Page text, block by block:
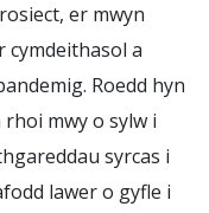
er mwyn
cymdeithasol a
Roedd hyn
mwy o sylw i
syrcas i
lawer o gyfle i